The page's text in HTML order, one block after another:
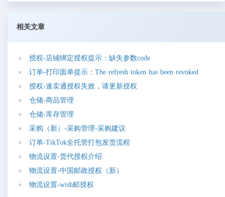
相关文章
授权-店铺绑定授权提示 ：缺失参数code
订单-打印面单提示 ：The refresh token has been revoked
授权-速卖通授权失效 ，请更新授权
仓储-商品管理
仓储-库存管理
采购 （ 新）-采购管理-采购建议
订单-TikTok全托管打包发货流程
物流设置-货代授权介绍
物流设置-中 国 邮政授权 （ 新）
物流设置-wish邮授权